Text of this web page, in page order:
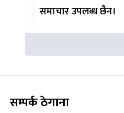
समाचार उपलब्ध छैन।
सम्पर्क ठेगाना